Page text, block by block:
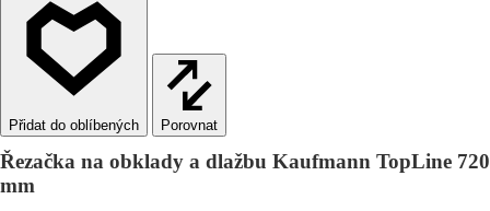
Porovnat
Řezačka na obklady a dlažbu Kaufmann TopLine 720
mm